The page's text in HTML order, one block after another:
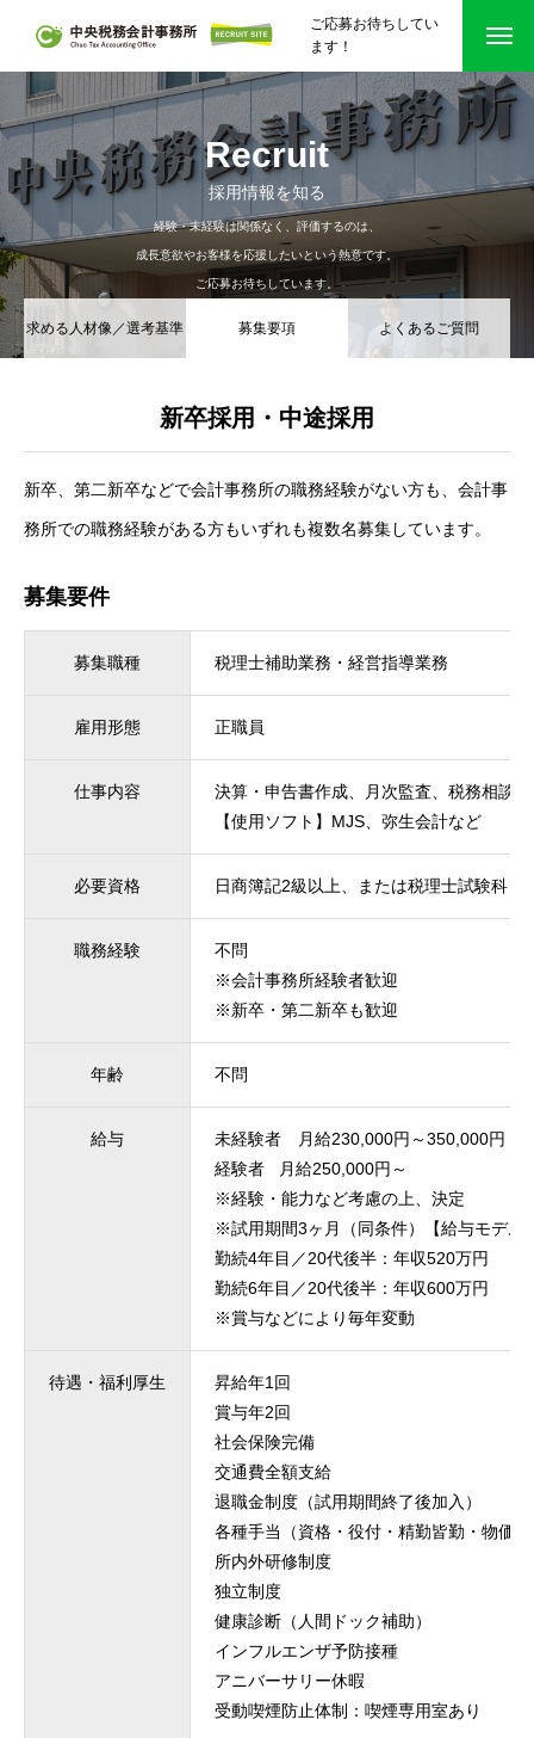
ご応募お待ちしてい
ます！
事務所を知る Office
所長メッセージ
職員への約束
事務所の強み
福利厚生／教育制度
仕事を知る Business
仕事内容／業務内容
採用情報を知る Recruit
求める人材像／選考基準
エントリーフォーム
Recruit Entry Privacy Policy
Recruit
採用情報を知る
経験・未経験は関係なく、評価するのは、
成長意欲やお客様を応援したいという熱意です。
ご応募お待ちしています。
求める人材像／選考基準 募集要項 よくあるご質問
新卒採用・中途採用
新卒、第二新卒などで会計事務所の職務経験がない方も、会計事
務所での職務経験がある方もいずれも複数名募集しています。
募集要件
募集職種 税理士補助業務・経営指導業務
雇用形態 正職員
仕事内容
決算・申告書作成、月次監査、税務相談
【使用ソフト】MJS、弥生会計など
必要資格 日商簿記2級以上、または税理士試験科目
職務経験
不問
※会計事務所経験者歓迎
※新卒・第二新卒も歓迎
年齢 不問
給与
未経験者 月給230,000円～350,000円
経験者 月給250,000円～
※経験・能力など考慮の上、決定
※試用期間3ヶ月（同条件）【給与モデル
勤続4年目／20代後半：年収520万円
勤続6年目／20代後半：年収600万円
※賞与などにより毎年変動
待遇・福利厚生
昇給年1回
賞与年2回
社会保険完備
交通費全額支給
退職金制度（試用期間終了後加入）
各種手当（資格・役付・精勤皆勤・物価
所内外研修制度
独立制度
健康診断（人間ドック補助）
インフルエンザ予防接種
アニバーサリー休暇
受動喫煙防止体制：喫煙専用室あり